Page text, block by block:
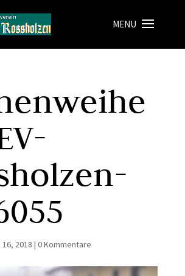
2018 | 0 Kommentare